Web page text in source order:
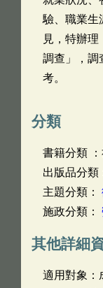
驗、職業生
見，特辦
調查」，調
考。
分類
書籍分類
出版品分類
主題分類：
施政分類：
其他詳細
適用對象：